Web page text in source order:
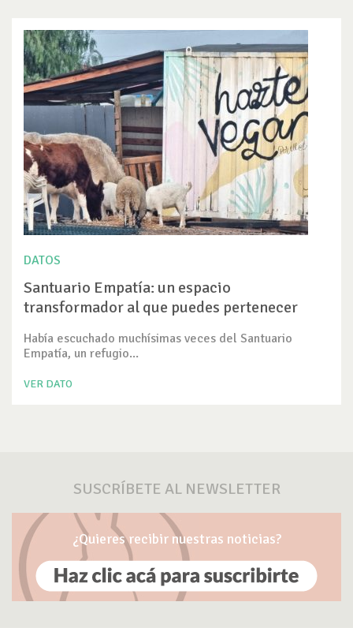
DATOS
Santuario Empatía: un espacio
transformador al que puedes pertenecer
Había escuchado muchísimas veces del Santuario
Empatía, un refugio...
VER DATO
SUSCRÍBETE AL NEWSLETTER
¿Quieres recibir nuestras noticias?